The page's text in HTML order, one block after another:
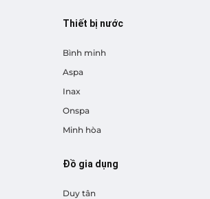
Thiết bị nước
Bình minh
Aspa
Inax
Onspa
Minh hòa
Đồ gia dụng
Duy tân